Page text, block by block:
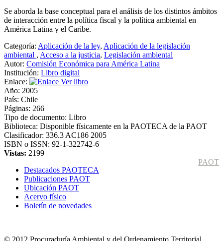
Se aborda la base conceptual para el análisis de los distintos ámbitos
de interacción entre la política fiscal y la política ambiental en
América Latina y el Caribe.
Categoría: Aplicación de la ley, Aplicación de la legislación
ambiental , Acceso a la justicia, Legislación ambiental
Autor: Comisión Económica para América Latina
Institución: Libro digital
Enlace:
Ver libro
Año: 2005
País: Chile
Páginas: 266
Tipo de documento: Libro
Biblioteca: Disponible físicamente en la PAOTECA de la PAOT
Clasificador: 336.3 AC186 2005
ISBN o ISSN: 92-1-322742-6
Vistas: 2199
PAOT
Destacados PAOTECA
Publicaciones PAOT
Ubicación PAOT
Acervo físico
Boletín de novedades
© 2012 Procuraduría Ambiental y del Ordenamiento Territorial